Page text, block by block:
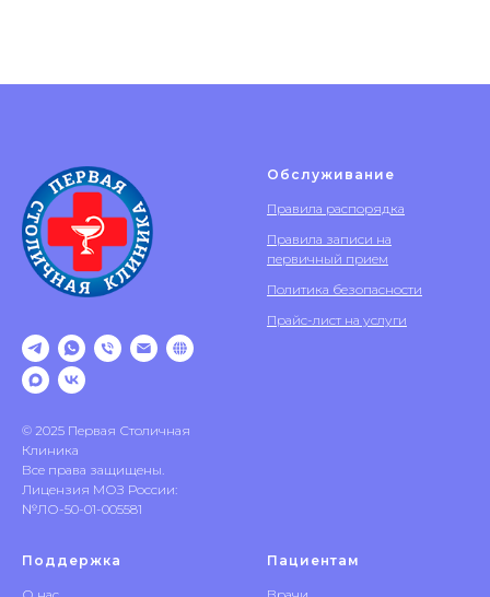
© 2025 Первая Столичная
Клиника
Все права защищены.
Лицензия МОЗ России:
№ЛО-50-01-005581
Обслуживание
Правила распорядка
Правила записи на
первичный прием
Политика безопасности
Прайс-лист на услуги
Поддержка Пациентам